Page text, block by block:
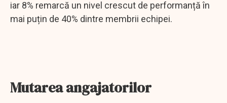
iar 8% remarcă un nivel crescut de performanță în
mai puțin de 40% dintre membrii echipei.
Mutarea angajatorilor